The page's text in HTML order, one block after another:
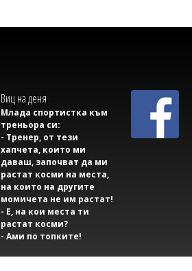
Виц на деня
Млада спортистка към
треньора си:
- Тренер, от тези
хапчета, които ми
даваш, започват да ми
растат косми на места,
на които на другите
момичета не им растат!
- Е, на кои места ти
растат косми?
- Ами по топките!